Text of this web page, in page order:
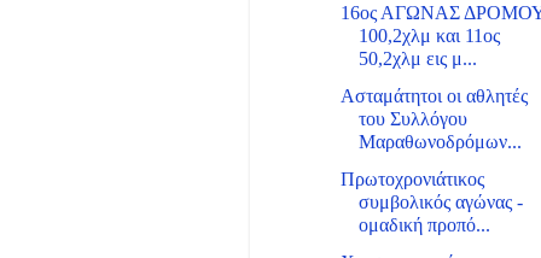
16ος ΑΓΩΝΑΣ
100,2χλμ και 11ος
50,2χλμ εις μ...
Ασταμάτητοι οι αθλητές
του Συλλόγου
Μαραθωνοδρόμων...
Πρωτοχρονιάτικος
συμβολικός αγώνας -
ομαδική προπό...